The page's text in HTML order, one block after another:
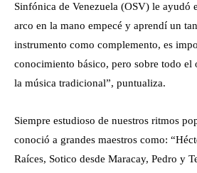
Sinfónica de Venezuela (OSV) le ayudó
arco en la mano empecé y aprendí un
instrumento como complemento, es
conocimiento básico, pero sobre todo el
la música tradicional”, puntualiza.
Siempre estudioso de nuestros ritmos
conoció a grandes maestros como:
Raíces, Sotico desde Maracay, Pedro y